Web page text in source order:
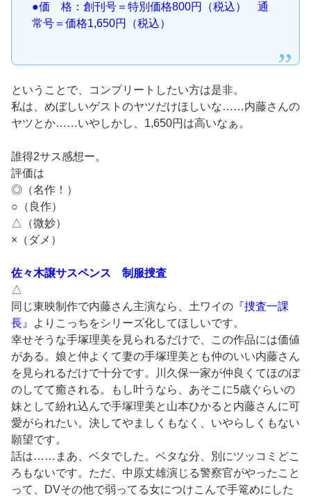
●価 格：創刊号＝特別価格800円（税込） 通
常号＝価格1,650円（税込）
ということで、コンプリートしたい方は是非。
私は、めぼしいゲストのヤツだけほしいな……内藤さんの
ヤツとか……いやしかし、1,650円は高いなぁ。
誰得2サス感想ー。
評価は
◎（名作！）
○（良作）
△（微妙）
×（ダメ）
佐々木譲サスペンス 制服捜査
△
同じ東映制作で内藤さん主演なら、土ワイの 『捜査一課
長』
よりこっちをシリーズ化してほしいです。
幸せそうな手塚理美を見られるだけで、この作品には価値
がある。娘と仲よくて妻の手塚理美とも仲のいい内藤さん
を見られるだけで十分です。川久保一家が仲良くてほのぼ
のしてて癒される。もし叶うなら、あそこに5歳ぐらいの
妹として紛れ込んで手塚理美と山本ひかると内藤さんに可
愛がられたい。決してやましくもなく、いやらしくもない
願望です。
話は……まあ、ベタでした。ベタな分、別にツッコミどこ
ろもないです。ただ、中原丈雄演じる警察官がやったこと
って、DVその他で弱ってる女につけこんで手篭めにした